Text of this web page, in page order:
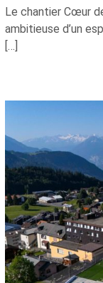
Le chantier Cœur
ambitieuse d’un
[…]